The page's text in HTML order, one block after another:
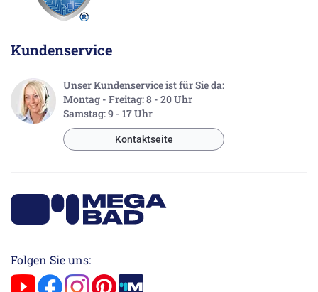
Kundenservice
Unser Kundenservice ist für Sie da:
Montag - Freitag: 8 - 20 Uhr
Samstag: 9 - 17 Uhr
Kontaktseite
Folgen Sie uns: